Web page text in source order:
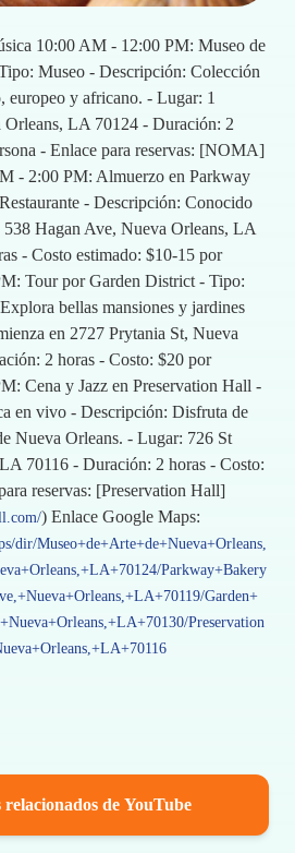
10:00 AM - 12:00 PM: Museo de
Museo - Descripción: Colección
europeo y africano. - Lugar: 1
LA 70124 - Duración: 2
- Enlace para reservas: [NOMA]
- 2:00 PM: Almuerzo en Parkway
- Descripción: Conocido
Hagan Ave, Nueva Orleans, LA
- Costo estimado: $10-15 por
Tour por Garden District - Tipo:
bellas mansiones y jardines
en 2727 Prytania St, Nueva
2 horas - Costo: $20 por
Cena y Jazz en Preservation Hall -
en vivo - Descripción: Disfruta de
Nueva Orleans. - Lugar: 726 St
70116 - Duración: 2 horas - Costo:
reservas: [Preservation Hall]
) Enlace Google Maps:
dir/Museo+de+Arte+de+Nueva+Orleans,
Parkway+Bakery
Garden+
Preservation
relacionados de YouTube